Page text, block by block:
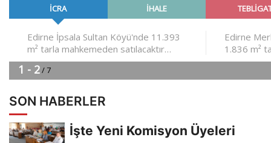
SON HABERLER
İşte Yeni Komisyon Üyeleri